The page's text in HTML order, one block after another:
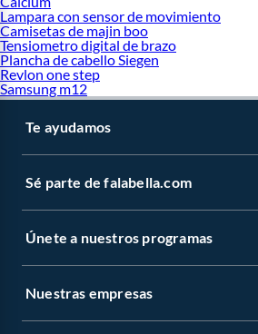
Lampara con sensor de movimiento
Camisetas de majin boo
Tensiometro digital de brazo
Plancha de cabello Siegen
Revlon one step
Samsung m12
Te ayudamos
Sé parte de falabella.com
Únete a nuestros programas
Nuestras empresas